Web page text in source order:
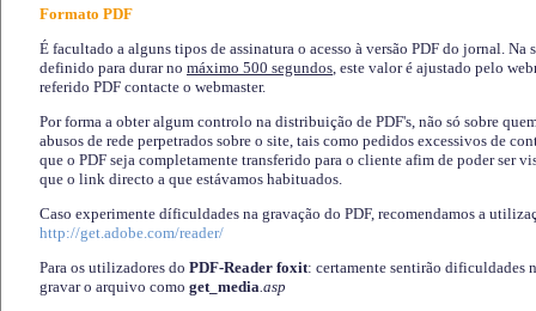
Formato PDF
É facultado a alguns tipos de assinatura o acesso à versão PDF do jornal. Na
definido para durar no máximo 500 segundos, este valor é ajustado pelo
referido PDF contacte o webmaster.
Por forma a obter algum controlo na distribuição de PDF's, não só sobre
abusos de rede perpetrados sobre o site, tais como pedidos excessivos de
que o PDF seja completamente transferido para o cliente afim de poder ser
que o link directo a que estávamos habituados.
Caso experimente díficuldades na gravação do PDF, recomendamos a
http://get.adobe.com/reader/
Para os utilizadores do PDF-Reader foxit: certamente sentirão dificuldades
gravar o arquivo como get_media.asp